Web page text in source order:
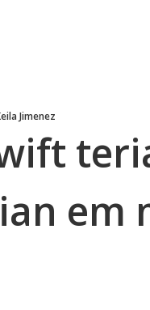
Jimenez
em